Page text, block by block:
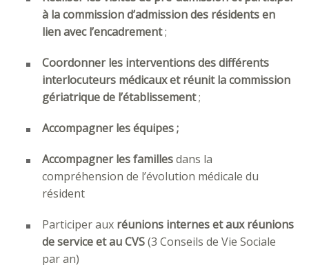
à la commission d’admission des résidents en
lien avec l’encadrement;
Coordonner les interventions des différents
interlocuteurs médicaux et réunit la commission
gériatrique de l’établissement;
Accompagner les équipes ;
Accompagner les famillesdans la
compréhension de l’évolution médicale du
résident
Participer aux réunions internes et aux réunions
de service et au CVS(3 Conseils de Vie Sociale
par an)